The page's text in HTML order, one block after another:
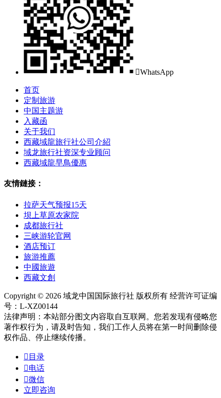
WhatsApp
首页
定制旅游
中国主题游
入藏函
关于我们
西藏域龍旅行社公司介紹
域龙旅行社资深专业顾问
西藏域龍早鳥優惠
友情鏈接：
拉萨天气预报15天
坝上草原农家院
成都旅行社
三峡游轮官网
酒店预订
旅游推薦
中國旅遊
西藏文創
Copyright © 2026 域龙中国国际旅行社 版权所有 经营许可证编
号：L-XZ00144
法律声明：本站部分图文内容取自互联网。您若发现有侵略您
著作权行为，请及时告知，我们工作人员将在第一时间删除侵
权作品、停止继续传播。
 目录
电话
微信
立即咨询